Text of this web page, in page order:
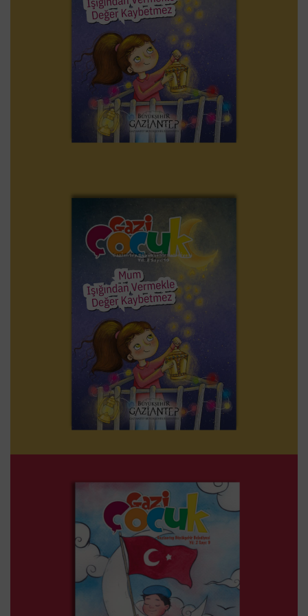
KÜBBIYE – 1. SAYI
GAZI ÇOCUK – 10. SAYI